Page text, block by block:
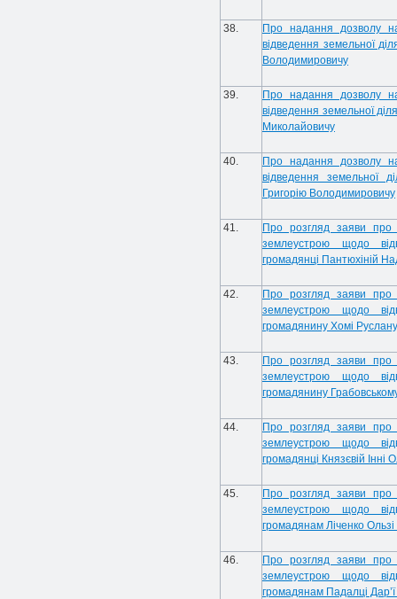
38.
Про надання дозволу
відведення земельної
Володимировичу
39.
Про надання дозволу
відведення земельної
Миколайовичу
40.
Про надання дозволу
відведення земельної
Григорію Володимировичу
41.
Про розгляд заяви про
землеустрою щодо
громадянці Пантюхіній
42.
Про розгляд заяви про
землеустрою щодо
громадянину Хомі
43.
Про розгляд заяви про
землеустрою щодо
громадянину
44.
Про розгляд заяви про
землеустрою щодо
громадянці Князєвій Інні
45.
Про розгляд заяви про
землеустрою щодо
громадянам Ліченко Ользі
46.
Про розгляд заяви про
землеустрою щодо
громадянам Падалці Дар’ї